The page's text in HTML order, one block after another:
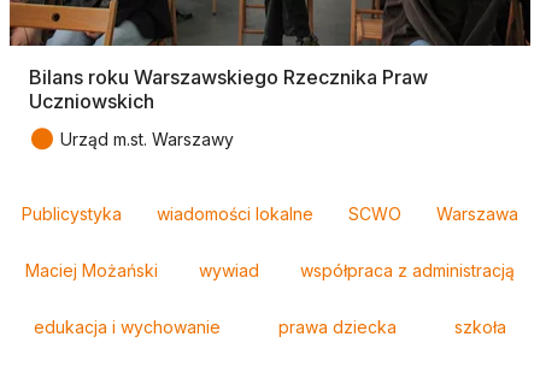
Bilans roku Warszawskiego Rzecznika Praw
Uczniowskich
● Urząd m.st. Warszawy
Publicystyka wiadomości lokalne SCWO Warszawa
Maciej Możański wywiad współpraca z administracją
edukacja i wychowanie prawa dziecka szkoła